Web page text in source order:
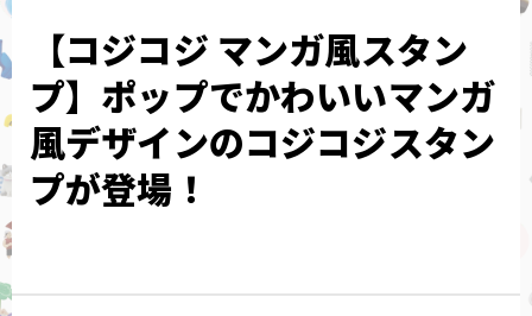
【コジコジ マンガ風スタン
プ】ポップでかわいいマンガ
風デザインのコジコジスタン
プが登場！